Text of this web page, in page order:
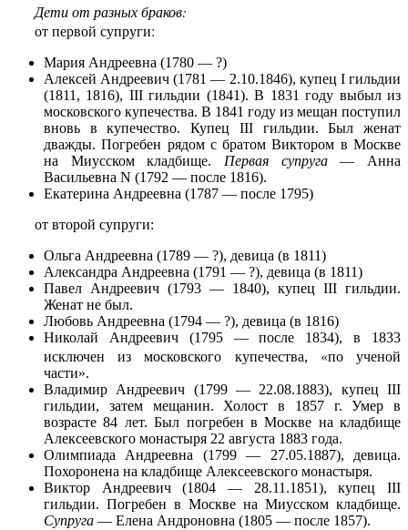
от первой супруги:
Мария Андреевна (1780 — ?)
Алексей Андреевич (1781 — 2.10.1846), купец I гильдии
(1811, 1816), III гильдии (1841). В 1831 году выбыл из
московского купечества. В 1841 году из мещан поступил
вновь в купечество. Купец III гильдии. Был женат
дважды. Погребен рядом с братом Виктором в Москве
на Миусском кладбище. Первая супруга— Анна
Васильевна N (1792 — после 1816).
Екатерина Андреевна (1787 — после 1795)
от второй супруги:
Ольга Андреевна (1789 — ?), девица (в 1811)
Александра Андреевна (1791 — ?), девица (в 1811)
Павел Андреевич (1793 — 1840), купец III гильдии.
Женат не был.
Любовь Андреевна (1794 — ?), девица (в 1816)
Николай Андреевич (1795 — после 1834), в 1833
исключен из московского купечества, «по ученой
части».
Владимир Андреевич (1799 — 22.08.1883), купец III
гильдии, затем мещанин. Холост в 1857 г. Умер в
возрасте 84 лет. Был погребен в Москве на кладбище
Алексеевского монастыря 22 августа 1883 года.
Олимпиада Андреевна (1799 — 27.05.1887), девица.
Похоронена на кладбище Алексеевского монастыря.
Виктор Андреевич (1804 — 28.11.1851), купец III
гильдии. Погребен в Москве на Миусском кладбище.
Супруга — Елена Андроновна (1805 — после 1857).